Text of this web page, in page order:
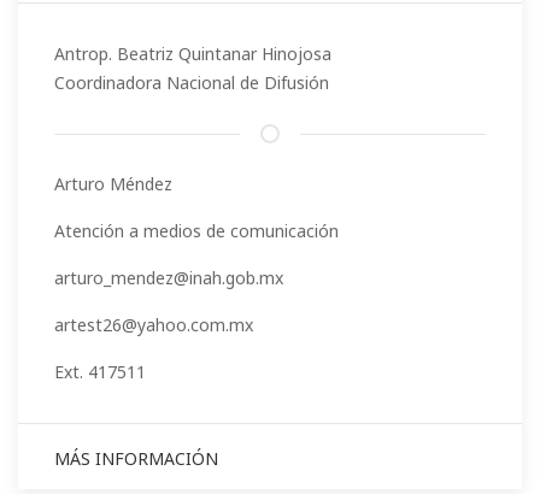
Antrop. Beatriz Quintanar Hinojosa
Coordinadora Nacional de Difusión
Arturo Méndez
Atención a medios de comunicación
arturo_mendez@inah.gob.mx
artest26@yahoo.com.mx
Ext. 417511
MÁS INFORMACIÓN